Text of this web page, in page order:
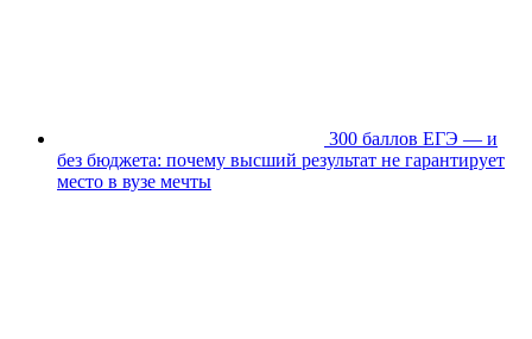
300 баллов ЕГЭ — и
без бюджета: почему высший результат не гарантирует
место в вузе мечты